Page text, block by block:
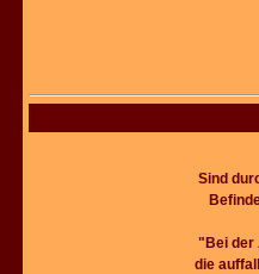
Sind
"Bei der
die